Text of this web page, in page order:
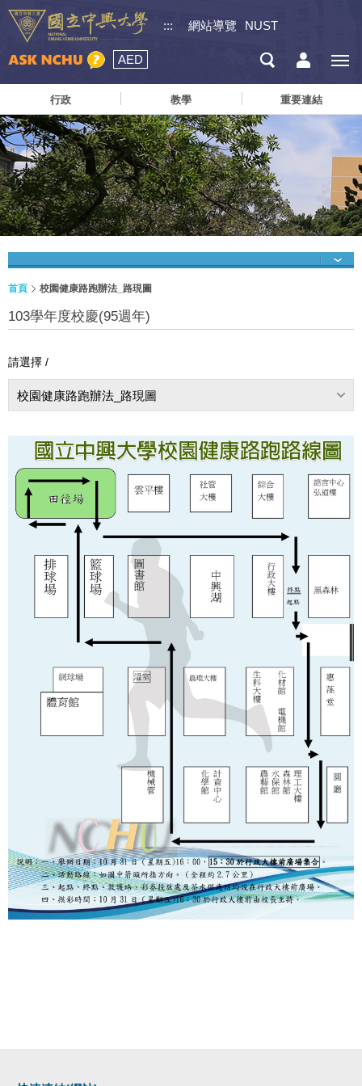
::: 網站導覽 NUST
AED
行政 教學 重要連結
首頁 校園健康路跑辦法_路現圖
103學年度校慶(95週年)
請選擇 /
校園健康路跑辦法_路現圖